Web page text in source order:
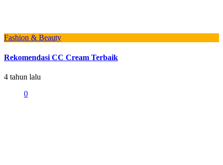
Fashion & Beauty
Rekomendasi CC Cream Terbaik
4 tahun lalu
0